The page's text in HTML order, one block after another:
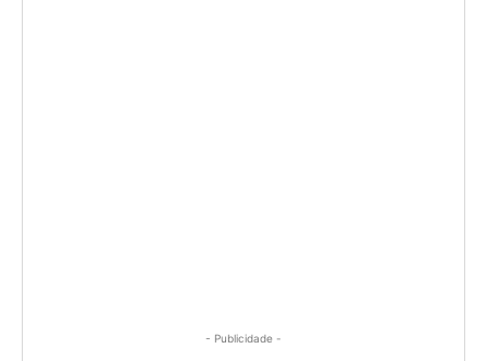
- Publicidade -